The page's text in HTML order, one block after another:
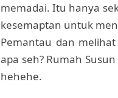
memadai. Itu hanya
kesemaptan untuk
Pemantau dan
apa seh? Rumah
hehehe.